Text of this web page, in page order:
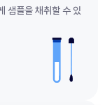
샘플을 채취할 수 있